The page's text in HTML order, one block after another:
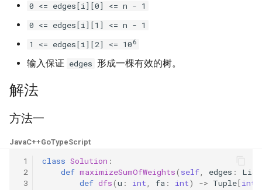
33. 二叉搜索树的后序遍历序
列
34. 二叉树中和为某一值的路
35. 复杂链表的复制
36. 二叉搜索树与双向链表
37. 序列化二叉树
38. 字符串的排列
30. 插入、删除和随机访问都
是 O(1) 的容器
32. 有效的变位词
33. 变位词组
34. 外星语言是否排序
35. 最小时间差
5.1. 插入
5.2. 二进制数转字符串
5.3. 翻转数位
5.4. 下一个数
5.6. 整数转换
5.7. 配对交换
0 <= edges[i][0] <= n - 1
0 <= edges[i][1] <= n - 1
1 <= edges[i][2] <= 106
输入保证 edges 形成一棵有效的树。
解法
方法一
JavaC++GoTypeScript
1
2
3
class Solution :
def maximizeSumOfWeights( self, edges : List
def dfs(u : int, fa : int) -> Tuple[int